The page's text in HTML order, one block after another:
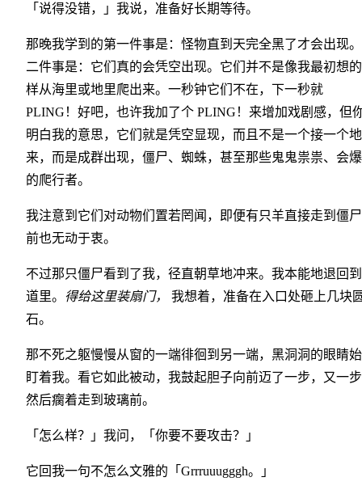
「说得没错，」我说，准备好长期等待。
那晚我学到的第一件事是：怪物直到天完全黑了才会出现
二件事是：它们真的会凭空出现。它们并不是像我最初想
样从海里或地里爬出来。一秒钟它们不在，下一秒就
PLING！好吧，也许我加了个 PLING！来增加戏剧感，但
明白我的意思，它们就是凭空显现，而且不是一个接一个地
来，而是成群出现，僵尸、蜘蛛，甚至那些鬼鬼祟祟、会
的爬行者。
我注意到它们对动物们置若罔闻，即便有只羊直接走到僵
前也无动于衷。
不过那只僵尸看到了我，径直朝草地冲来。我本能地退回
道里。 得给这里装扇门，
我想着，准备在入口处砸上几块
石。
那不死之躯慢慢从窗的一端徘徊到另一端，黑洞洞的眼睛
盯着我。看它如此被动，我鼓起胆子向前迈了一步，又一
然后瘸着走到玻璃前。
「怎么样？」我问，「你要不要攻击？」
它回我一句不怎么文雅的「Grrruuugggh。」